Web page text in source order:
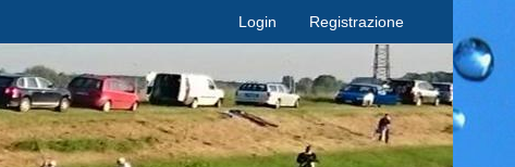
Login Registrazione